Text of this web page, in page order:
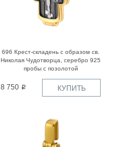
696 Крест-складень с образом св.
Николая Чудотворца, серебро 925
пробы с позолотой
8 750 КУПИТЬ